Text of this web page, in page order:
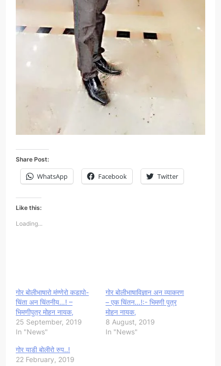
Share Post:
WhatsApp Facebook Twitter
Like this:
Loading...
गोर बोलीभाषारो मंण्णेरो कडापो-
चिंता अन चिंतनीय…! –
भिमणीपुत्र मोहन नायक,
25 September, 2019
In "News"
गोर बोलीभाषाविज्ञान अन व्याकरण
– एक चिंतन…!:- भिमणी पुत्र
मोहन नायक,
8 August, 2019
In "News"
गोर याडी बोलीरो रुप..!
22 February, 2019